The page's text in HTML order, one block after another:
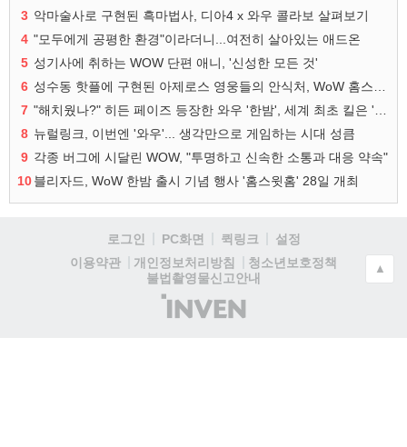
3 악마술사로 구현된 흑마법사, 디아4 x 와우 콜라보 살펴보기
4 "모두에게 공평한 환경"이라더니...여전히 살아있는 애드온
5 성기사에 취하는 WOW 단편 애니, '신성한 모든 것'
6
7
8 뉴럴링크, 이번엔 '와우'... 생각만으로 게임하는 시대 성큼
9 각종 버그에 시달린 WOW, "투명하고 신속한 소통과 대응 약속"
10블리자드, WoW 한밤 출시 기념 행사 '홈스윗홈' 28일 개최
로그인 PC화면 퀵링크
설정
이용약관
개인정보처리방침
청소년보호정책
불법촬영물신고안내
(주)
인
▲